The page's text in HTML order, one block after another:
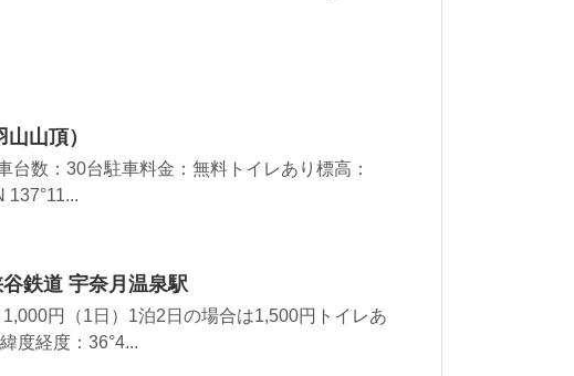
山頂）
台数：30台駐車料金：無料トイレあり標高：
137°11...
鉄道 宇奈月温泉駅
円（1日）1泊2日の場合は1,500円トイレあ
度経度：36°4...